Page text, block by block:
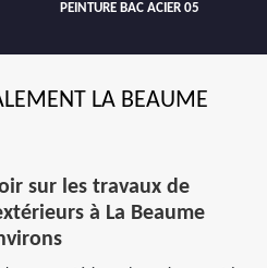
PEINTURE BAC ACIER 05
LA BEAUME
sur les travaux de
à La Beaume